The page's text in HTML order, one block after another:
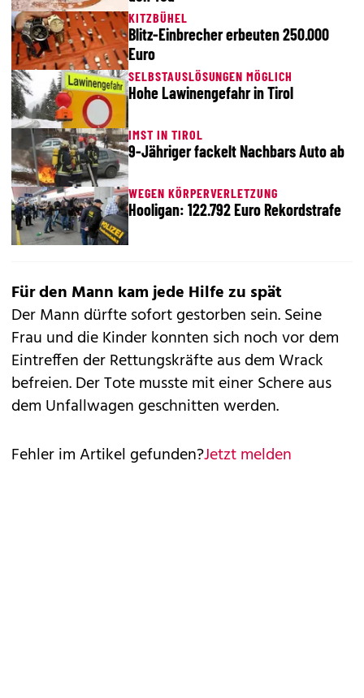
KITZBÜHEL
Blitz-Einbrecher erbeuten 250.000
Euro
SELBSTAUSLÖSUNGEN MÖGLICH
Hohe Lawinengefahr in Tirol
IMST IN TIROL
9-Jähriger fackelt Nachbars Auto ab
WEGEN KÖRPERVERLETZUNG
Hooligan: 122.792 Euro Rekordstrafe
Für den Mann kam jede Hilfe zu spät
Der Mann dürfte sofort gestorben sein. Seine
Frau und die Kinder konnten sich noch vor dem
Eintreffen der Rettungskräfte aus dem Wrack
befreien. Der Tote musste mit einer Schere aus
dem Unfallwagen geschnitten werden.
Fehler im Artikel gefunden?Jetzt melden